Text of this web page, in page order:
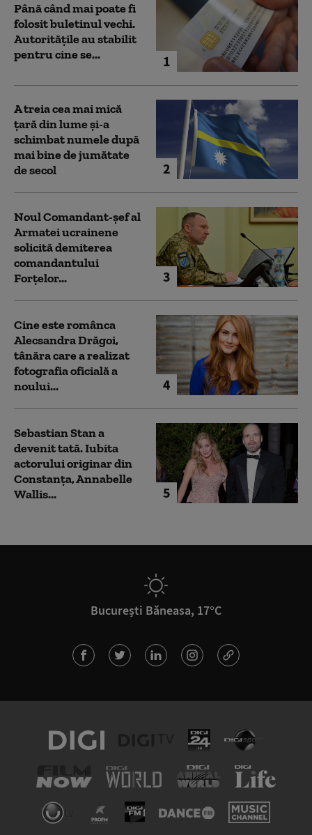
1
Până când mai poate fi
folosit buletinul vechi.
Autoritățile au stabilit
pentru cine se...
2
A treia cea mai mică
țară din lume și-a
schimbat numele după
mai bine de jumătate
de secol
3
Noul Comandant-șef al
Armatei ucrainene
solicită demiterea
comandantului
Forțelor...
4
Cine este românca
Alecsandra Drăgoi,
tânăra care a realizat
fotografia oficială a
noului...
5
Sebastian Stan a
devenit tată. Iubita
actorului originar din
Constanța, Annabelle
Wallis...
București Băneasa, 17°C